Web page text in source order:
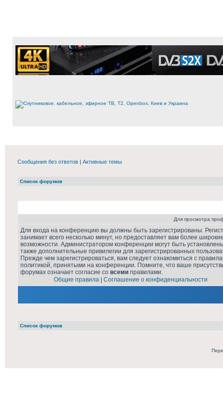
Сообщения без ответов | Активные темы
Список форумов
Для просмотра
Для входа на конференцию вы должны быть зарегистрированы.
занимает всего несколько минут, но предоставляет вам более
возможности. Администратором конференции могут быть
также дополнительные привилегии для зарегистрированных
Прежде чем зарегистрироваться, вам следует ознакомиться с
политикой, принятыми на конференции. Помните, что ваше
форумах означает согласие со всеми правилами.
Общие правила
Соглашение о конфиденциальности
Список форумов